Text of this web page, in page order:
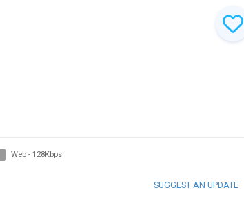
Web - 128Kbps
SUGGEST AN UPDATE